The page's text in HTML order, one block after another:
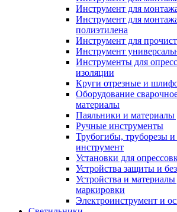
Инструмент для
Инструмент для
полиэтилена
Инструмент для
Инструмент
Инструменты для
изоляции
Круги отрезные и
Оборудование
материалы
Паяльники и материалы
Ручные инструменты
Трубогибы, труборезы и
инструмент
Установки для
Устройства защиты и
Устройства и
маркировки
Электроинструмент и